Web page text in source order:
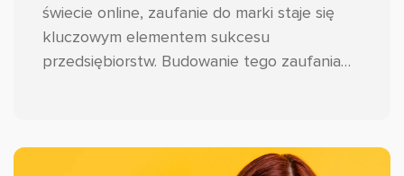
świecie online, zaufanie do marki staje się
kluczowym elementem sukcesu
przedsiębiorstw. Budowanie tego zaufania